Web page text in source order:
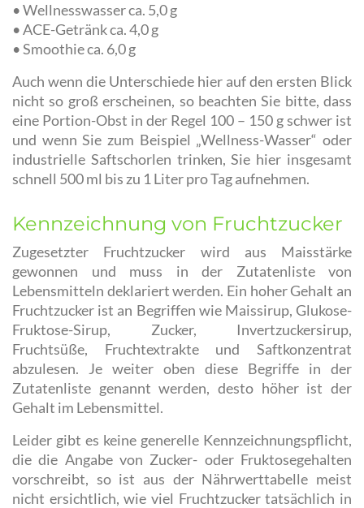
• Wellnesswasser ca. 5,0 g
• ACE-Getränk ca. 4,0 g
• Smoothie ca. 6,0 g
Auch wenn die Unterschiede hier auf den ersten Blick
nicht so groß erscheinen, so beachten Sie bitte, dass
eine Portion-Obst in der Regel 100 – 150 g schwer ist
und wenn Sie zum Beispiel „Wellness-Wasser“ oder
industrielle Saftschorlen trinken, Sie hier insgesamt
schnell 500 ml bis zu 1 Liter pro Tag aufnehmen.
Kennzeichnung von Fruchtzucker
Zugesetzter Fruchtzucker wird aus Maisstärke
gewonnen und muss in der Zutatenliste von
Lebensmitteln deklariert werden. Ein hoher Gehalt an
Fruchtzucker ist an Begriffen wie Maissirup, Glukose-
Fruktose-Sirup, Zucker, Invertzuckersirup,
Fruchtsüße, Fruchtextrakte und Saftkonzentrat
abzulesen. Je weiter oben diese Begriffe in der
Zutatenliste genannt werden, desto höher ist der
Gehalt im Lebensmittel.
Leider gibt es keine generelle Kennzeichnungspflicht,
die die Angabe von Zucker- oder Fruktosegehalten
vorschreibt, so ist aus der Nährwerttabelle meist
nicht ersichtlich, wie viel Fruchtzucker tatsächlich in